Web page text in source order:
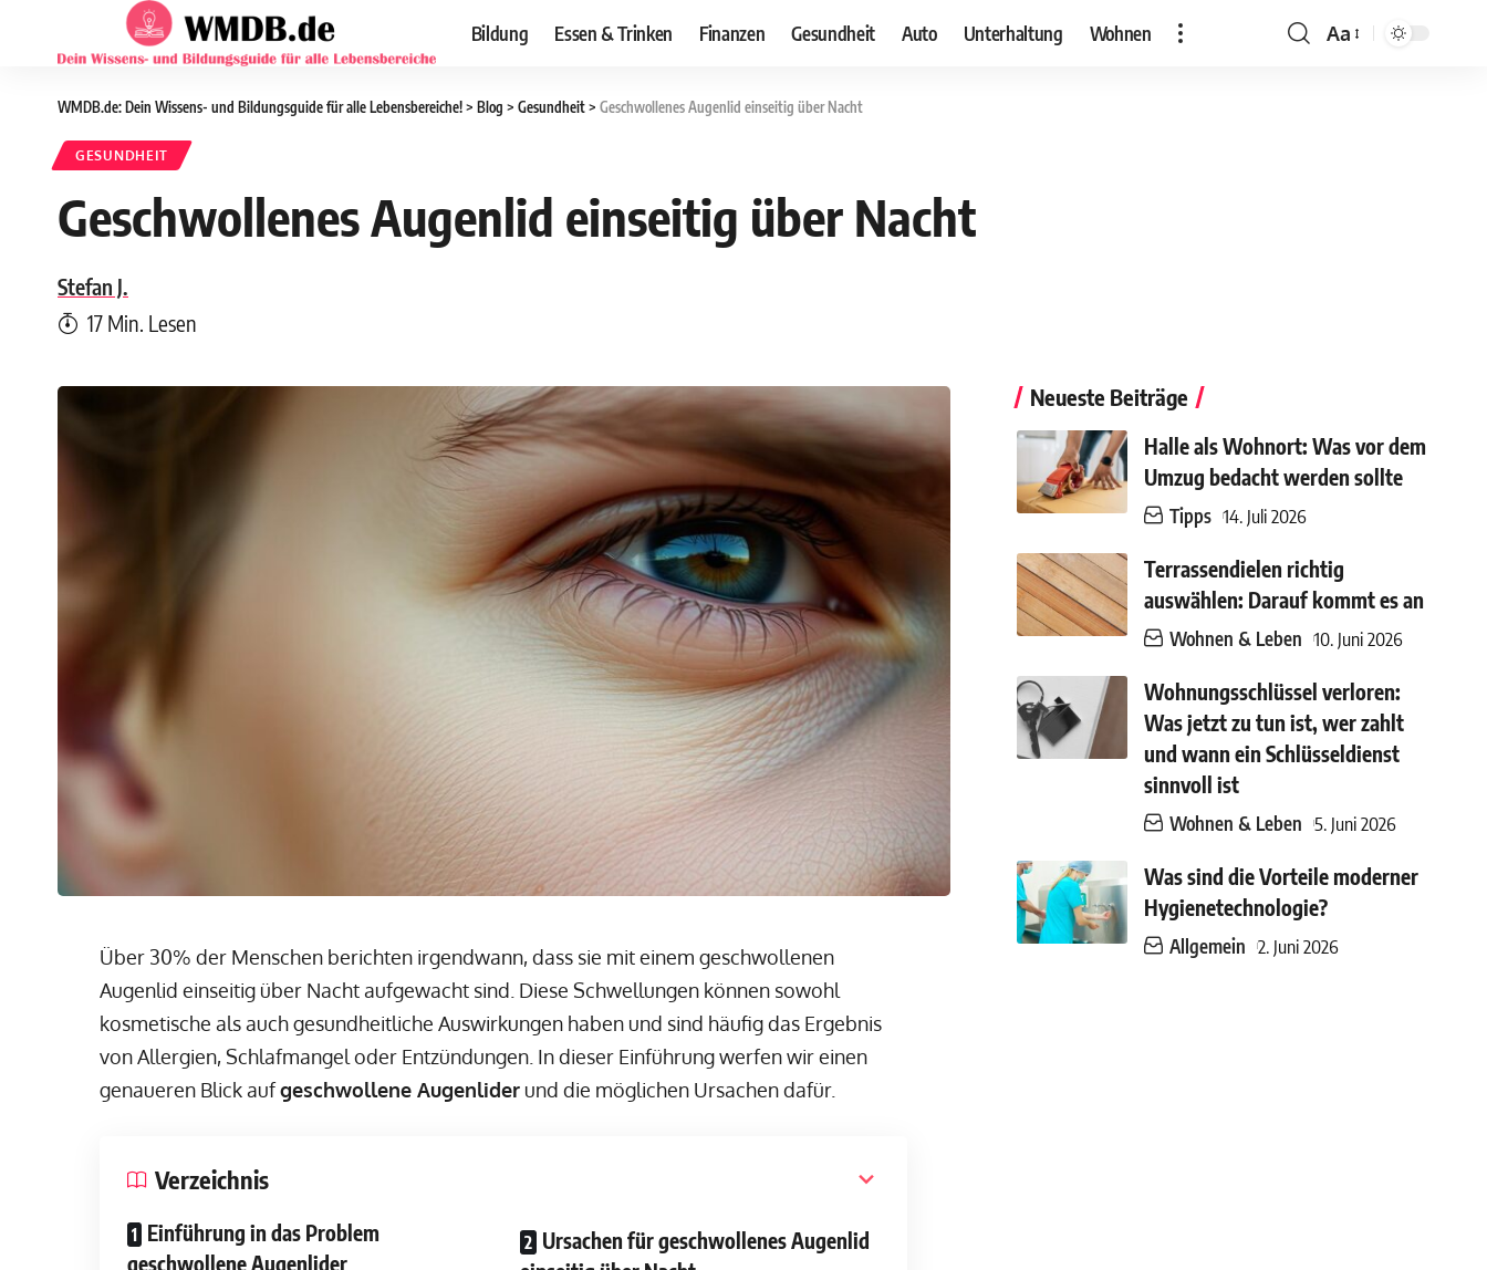
Bildung Essen & Trinken Finanzen Gesundheit Auto Unterhaltung Wohnen Aa
WMDB.de: Dein Wissens- und Bildungsguide für alle Lebensbereiche!> Blog > Gesundheit> Geschwollenes Augenlid einseitig über Nacht
GESUNDHEIT
Geschwollenes Augenlid einseitig über Nacht
Stefan J.
17 Min. Lesen
Über 30% der Menschen berichten irgendwann, dass sie mit einem geschwollenen
Augenlid einseitig über Nacht aufgewacht sind. Diese Schwellungen können sowohl
kosmetische als auch gesundheitliche Auswirkungen haben und sind häufig das Ergebnis
von Allergien, Schlafmangel oder Entzündungen. In dieser Einführung werfen wir einen
genaueren Blick aufgeschwollene Augenlider und die möglichen Ursachen dafür.
Verzeichnis
Einführung in das Problem
geschwollene Augenlider
Ursachen für geschwollenes Augenlid
Neueste Beiträge
Halle als Wohnort: Was vor dem
Umzug bedacht werden sollte
Tipps 14. Juli 2026
Terrassendielen richtig
auswählen: Darauf kommt es an
Wohnen & Leben 10. Juni 2026
Wohnungsschlüssel verloren:
Was jetzt zu tun ist, wer zahlt
und wann ein Schlüsseldienst
sinnvoll ist
Wohnen & Leben 5. Juni 2026
Was sind die Vorteile moderner
Hygienetechnologie?
Allgemein 2. Juni 2026